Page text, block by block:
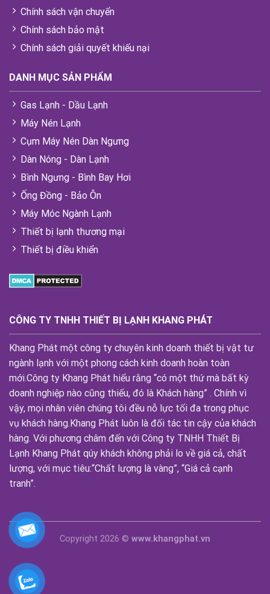
Chính sách vận chuyển
Chính sách bảo mật
Chính sách giải quyết khiếu nại
DANH MỤC SẢN PHẨM
Gas Lạnh - Dầu Lạnh
Máy Nén Lạnh
Cụm Máy Nén Dàn Ngưng
Dàn Nóng - Dàn Lạnh
Bình Ngưng - Bình Bay Hơi
Ống Đồng - Bảo Ôn
Máy Móc Ngành Lạnh
Thiết bị lạnh thương mại
Thiết bị điều khiển
CÔNG TY TNHH THIẾT BỊ LẠNH KHANG PHÁT
Khang Phát một công ty chuyên kinh doanh thiết bị vật tư
ngành lạnh với một phong cách kinh doanh hoàn toàn
mới.Công ty Khang Phát hiểu rằng “có một thứ mà bất kỳ
doanh nghiệp nào cũng thiếu, đó là Khách hàng” . Chính vì
vậy, mọi nhân viên chúng tôi đều nỗ lực tối đa trong phục
vụ khách hàng.Khang Phát luôn là đối tác tin cậy của khách
hàng. Với phương châm đến với Công ty TNHH Thiết Bị
Lạnh Khang Phát qúy khách không phải lo về giá cả, chất
lượng, với mục tiêu:“Chất lượng là vàng”, “Giá cả cạnh
tranh”.
Copyright 2026 © www.khangphat.vn